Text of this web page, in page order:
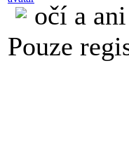
očí a
Pouze